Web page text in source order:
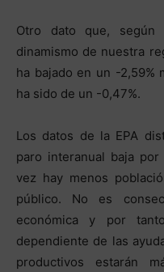
Otro dato que,
dinamismo de nuestra
ha bajado en un -2,59%
ha sido de un -0,47%.
Los datos de la EPA
paro interanual baja
vez hay menos
público. No es
económica y por
dependiente de las
productivos estarán